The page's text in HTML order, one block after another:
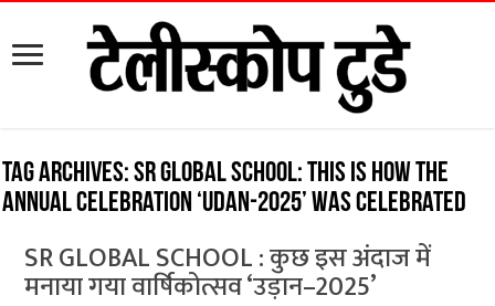
Tag Archives:SR GLOBAL SCHOOL: This is how the
annual celebration ‘UDAN-2025’ was celebrated
SR GLOBAL SCHOOL : कुछ इस अंदाज में
मनाया गया वार्षिकोत्सव ‘उड़ान–2025’